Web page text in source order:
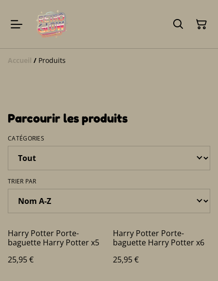
Accueil / Produits
Parcourir les produits
CATÉGORIES
TRIER PAR
Harry Potter Porte-
baguette Harry Potter x5
25,95 €
Harry Potter Porte-
baguette Harry Potter x6
25,95 €